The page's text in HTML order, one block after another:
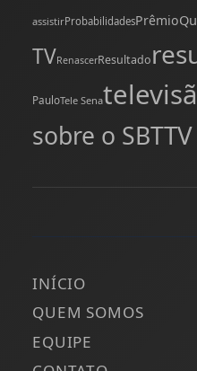
assistirProbabilidadesPrêmio
TVRenascerResultado
PauloTele Sena
sobre o SBT
INÍCIO
QUEM SOMOS
EQUIPE